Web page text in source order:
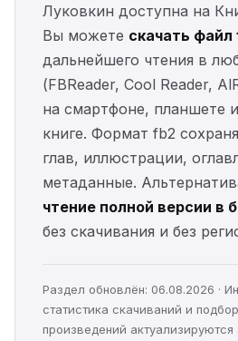
Луковкин доступна на
Вы можете скачать файл
дальнейшего чтения в
(FBReader, Cool Reader,
на смартфоне, планшете
книге. Формат fb2
глав, иллюстрации,
метаданные.
чтение полной версии в
без скачивания и без
Раздел обновлён: 06.08.2026 ·
статистика скачиваний и
произведений актуализируются